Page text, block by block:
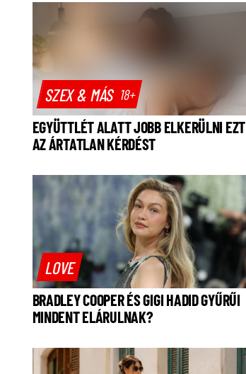
SZEX & MÁS 18+
EGYÜTTLÉT ALATT JOBB ELKERÜLNI EZT
AZ ÁRTATLAN KÉRDÉST
LOVE
BRADLEY COOPER ÉS GIGI HADID GYŰRŰI
MINDENT ELÁRULNAK?